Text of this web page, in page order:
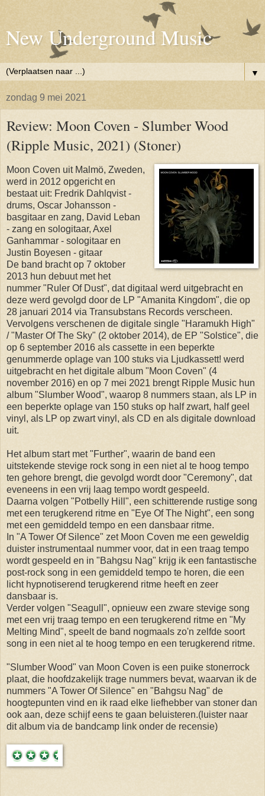
New Underground Music
▼
zondag 9 mei 2021
Review: Moon Coven - Slumber Wood
(Ripple Music, 2021) (Stoner)
Moon Coven uit Malmö, Zweden,
werd in 2012 opgericht en
bestaat uit: Fredrik Dahlqvist -
drums, Oscar Johansson -
basgitaar en zang, David Leban
- zang en sologitaar, Axel
Ganhammar - sologitaar en
Justin Boyesen - gitaar
De band bracht op 7 oktober
2013 hun debuut met het
nummer "Ruler Of Dust", dat digitaal werd uitgebracht en
deze werd gevolgd door de LP "Amanita Kingdom", die op
28 januari 2014 via Transubstans Records verscheen.
Vervolgens verschenen de digitale single "Haramukh High" ​
/​ "Master Of The Sky" (2 oktober 2014), de EP "Solstice", die
op 6 september 2016 als cassette in een beperkte
genummerde oplage van 100 stuks via Ljudkassett! werd
uitgebracht en het digitale album "Moon Coven" (4
november 2016) en op 7 mei 2021 brengt Ripple Music hun
album "Slumber Wood", waarop 8 nummers staan, als LP in
een beperkte oplage van 150 stuks op half zwart, half geel
vinyl, als LP op zwart vinyl, als CD en als digitale download
uit.
Het album start met "Further", waarin de band een
uitstekende stevige rock song in een niet al te hoog tempo
ten gehore brengt, die gevolgd wordt door "Ceremony", dat
eveneens in een vrij laag tempo wordt gespeeld.
Daarna volgen "Potbelly Hill", een schitterende rustige song
met een terugkerend ritme en "Eye Of The Night", een song
met een gemiddeld tempo en een dansbaar ritme.
In "A Tower Of Silence" zet Moon Coven me een geweldig
duister instrumentaal nummer voor, dat in een traag tempo
wordt gespeeld en in "Bahgsu Nag" krijg ik een fantastische
post-rock song in een gemiddeld tempo te horen, die een
licht hypnotiserend terugkerend ritme heeft en zeer
dansbaar is.
Verder volgen "Seagull", opnieuw een zware stevige song
met een vrij traag tempo en een terugkerend ritme en "My
Melting Mind", speelt de band nogmaals zo'n zelfde soort
song in een niet al te hoog tempo en een terugkerend ritme.
"Slumber Wood" van Moon Coven is een puike stonerrock
plaat, die hoofdzakelijk trage nummers bevat, waarvan ik de
nummers "A Tower Of Silence" en "Bahgsu Nag" de
hoogtepunten vind en ik raad elke liefhebber van stoner dan
ook aan, deze schijf eens te gaan beluisteren.(luister naar
dit album via de bandcamp link onder de recensie)